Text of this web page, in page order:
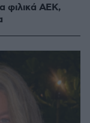
φιλικά ΑΕΚ,